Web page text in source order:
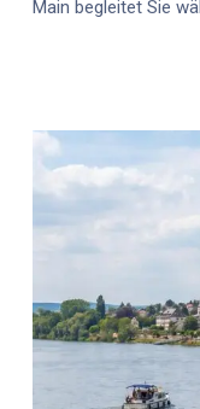
Main begleitet Sie